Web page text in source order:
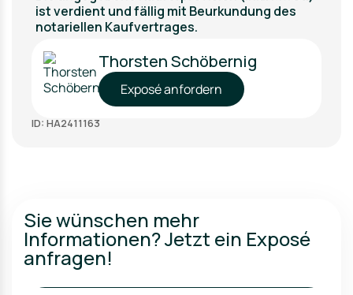
ist verdient und fällig mit Beurkundung des
notariellen Kaufvertrages.
Thorsten Schöbernig
Exposé anfordern
ID: HA2411163
Sie wünschen mehr
Informationen? Jetzt ein Exposé
anfragen!